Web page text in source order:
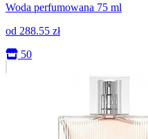
Woda perfumowana 75 ml
od 288.55 zł
50